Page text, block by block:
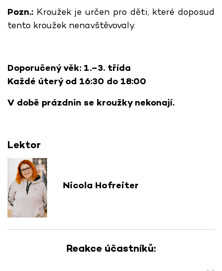
Pozn.: Kroužek je určen pro děti, které doposud
tento kroužek nenavštěvovaly.
Doporučený věk: 1.–3. třída
Každé úterý od 16:30 do 18:00
V době prázdnin se kroužky nekonají.
Lektor
Nicola Hofreiter
Reakce účastníků: